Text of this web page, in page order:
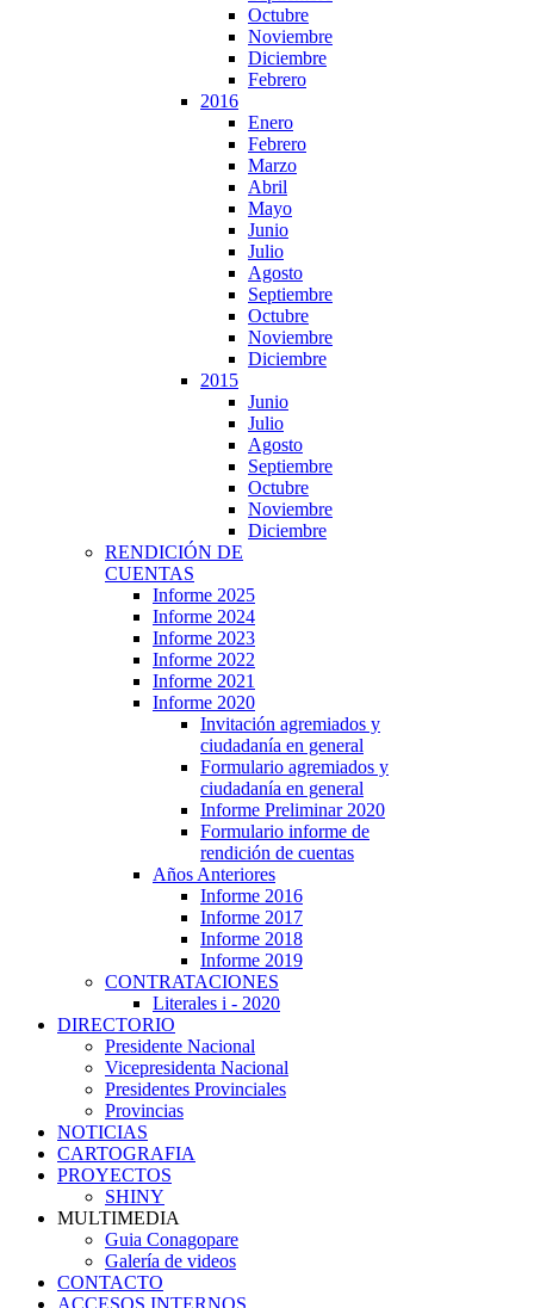
Octubre
Noviembre
Diciembre
Febrero
2016
Enero
Febrero
Marzo
Abril
Mayo
Junio
Julio
Agosto
Septiembre
Octubre
Noviembre
Diciembre
2015
Junio
Julio
Agosto
Septiembre
Octubre
Noviembre
Diciembre
RENDICIÓN DE
CUENTAS
Informe 2025
Informe 2024
Informe 2023
Informe 2022
Informe 2021
Informe 2020
Invitación agremiados y
ciudadanía en general
Formulario agremiados y
ciudadanía en general
Informe Preliminar 2020
Formulario informe de
rendición de cuentas
Años Anteriores
Informe 2016
Informe 2017
Informe 2018
Informe 2019
CONTRATACIONES
Literales i - 2020
DIRECTORIO
Presidente Nacional
Vicepresidenta Nacional
Presidentes Provinciales
Provincias
NOTICIAS
CARTOGRAFIA
PROYECTOS
SHINY
MULTIMEDIA
Guia Conagopare
Galería de videos
CONTACTO
ACCESOS INTERNOS